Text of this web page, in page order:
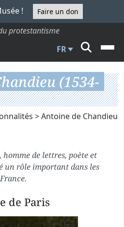
! Faire un don
protestantisme
FR
(1534-
> Antoine de Chandieu
de lettres, poète et
un rôle important dans les
de Paris